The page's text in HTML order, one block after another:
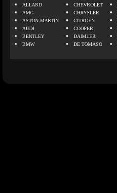
ALLARD
AMG
ASTON MARTIN
AUDI
BENTLEY
BMW
CHEVROLET
CHRYSLER
CITROEN
COOPER
DAIMLER
DE TOMASO